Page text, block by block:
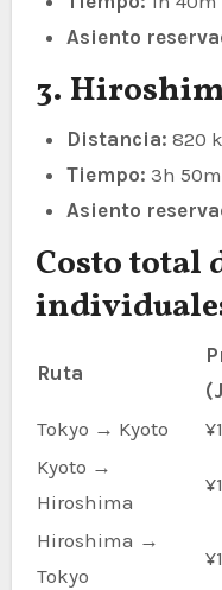
Asiento
3.
Distancia: 820
Tiempo: 3h
Asiento
Costo total
Ruta
Tokyo → Kyoto
Kyoto →
Hiroshima
Hiroshima →
Tokyo